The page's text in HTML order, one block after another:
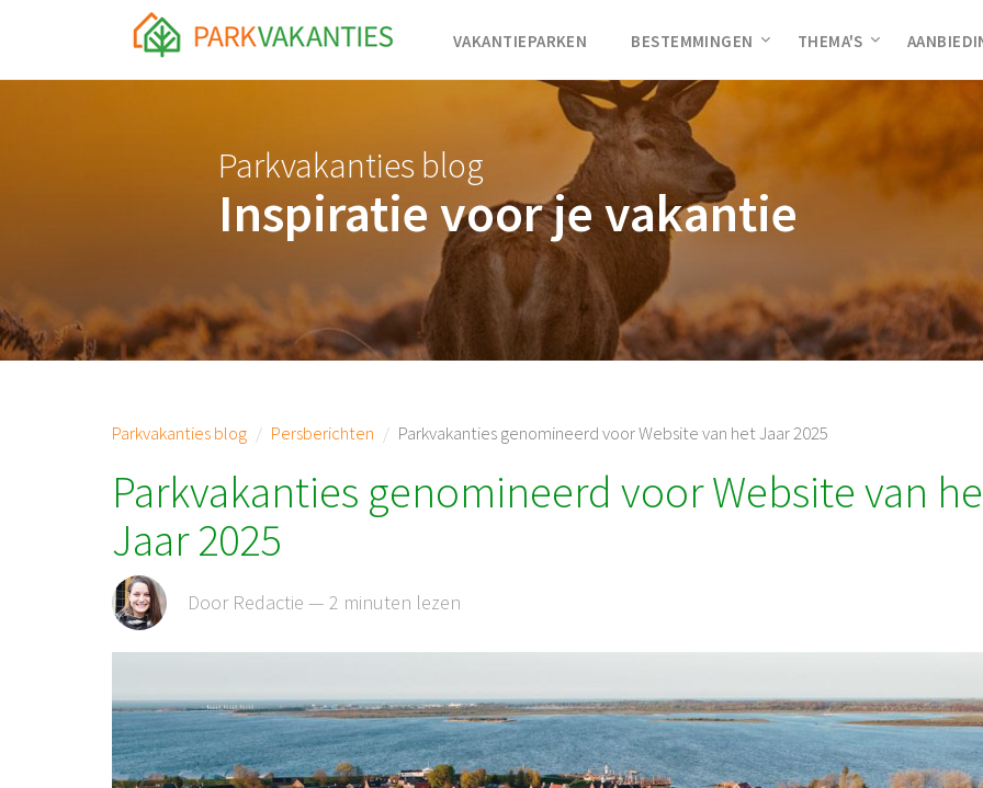
VAKANTIEPARKEN BESTEMMINGEN THEMA'S
Parkvakanties blog
Inspiratie voor je vakantie
Parkvakanties blog Persberichten Parkvakanties genomineerd voor Website van het Jaar 2025
Parkvakanties genomineerd voor Website van
Jaar 2025
Door Redactie — 2 minuten lezen